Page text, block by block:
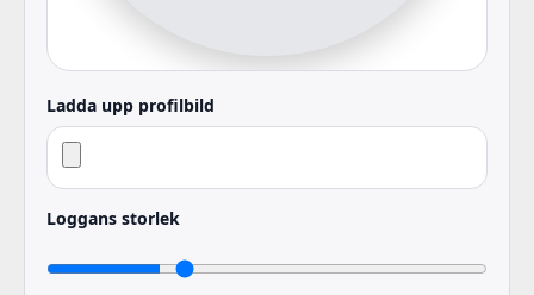
Ladda upp profilbild
Loggans storlek